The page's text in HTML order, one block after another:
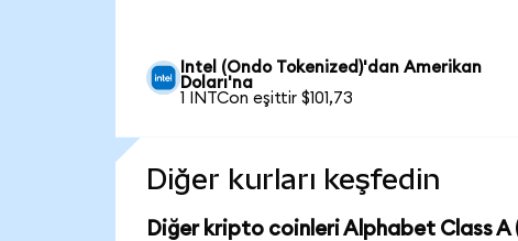
Intel (Ondo Tokenized)'dan Amerikan
Doları'na
1 INTCon eşittir $101,73
Diğer kurları keşfedin
Diğer kripto coinleri Alphabet Class A